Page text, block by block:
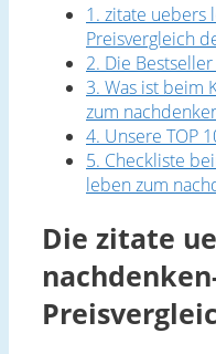
1. zitate uebers
Preisvergleich
2. Die
3. Was ist beim
zum
4. Unsere TOP
5. Checkliste
leben zum
Die zitate